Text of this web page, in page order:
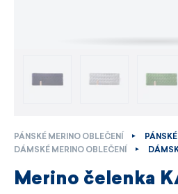
PÁNSKÉ MERINO OBLEČENÍ
DÁMSKÉ MERINO OBLEČENÍ
Merino čelenka